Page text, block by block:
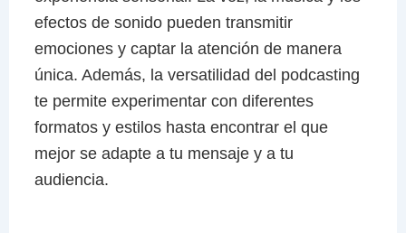
efectos de sonido pueden transmitir
emociones y captar la atención de manera
única. Además, la versatilidad del podcasting
te permite experimentar con diferentes
formatos y estilos hasta encontrar el que
mejor se adapte a tu mensaje y a tu
audiencia.